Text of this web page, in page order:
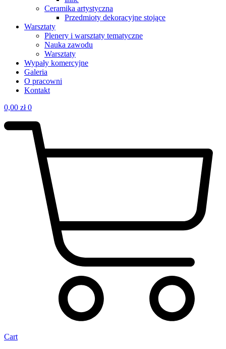
Ceramika artystyczna
Przedmioty dekoracyjne stojące
Warsztaty
Plenery i warsztaty tematyczne
Nauka zawodu
Warsztaty
Wypały komercyjne
Galeria
O pracowni
Kontakt
0,00 zł 0
Cart